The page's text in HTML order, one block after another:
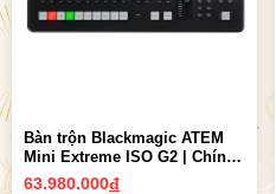
Bàn trộn Blackmagic ATEM
Mini Extreme ISO G2 | Chính
Hãng
63.980.000đ